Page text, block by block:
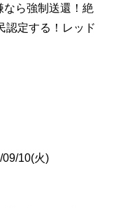
ら強制送還！絶
認定する！レッド
09/10(火)